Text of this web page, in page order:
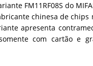
FM11RF08S do
chinesa de chips
apresenta
com cartão e